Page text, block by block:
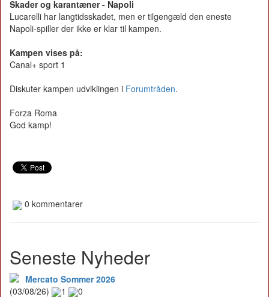
Skader og karantæner - Napoli
Lucarelli har langtidsskadet, men er tilgengæld den eneste
Napoli-spiller der ikke er klar til kampen.
Kampen vises på:
Canal+ sport 1
Diskuter kampen udviklingen i Forumtråden.
Forza Roma
God kamp!
0 kommentarer
Seneste Nyheder
Mercato Sommer 2026
(03/08/26)
1 0